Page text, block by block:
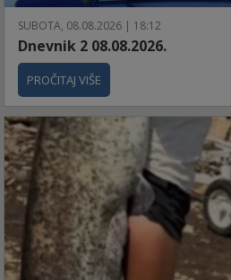
SUBOTA, 08.08.2026 | 18:12
Dnevnik 2 08.08.2026.
PROČITAJ VIŠE